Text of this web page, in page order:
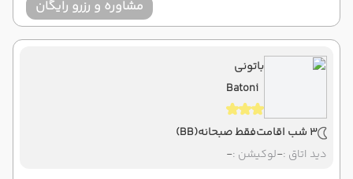
مشاوره و رزرو رایگان
باتونی
Batoni
3 شب اقامت فقط صبحانه(BB)
دید اتاق :-لوکیشن :-